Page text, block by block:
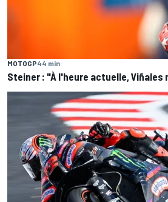
MOTOGP44 min
Steiner : "À l'heure actuelle, Viñales